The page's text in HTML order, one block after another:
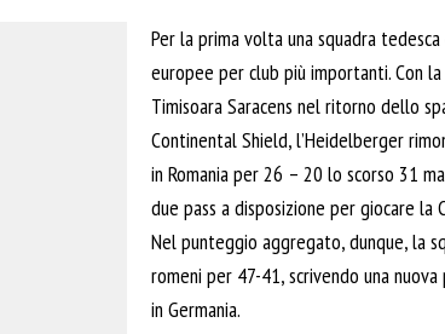
Per la prima volta una squadra
europee per club più importanti. Con
Timisoara Saracens nel ritorno dello
Continental Shield, l’Heidelberger
in Romania per 26 – 20 lo scorso 31
due pass a disposizione per giocare la
Nel punteggio aggregato, dunque, la
romeni per 47-41, scrivendo una
in Germania.